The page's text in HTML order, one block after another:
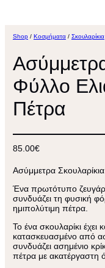
Shop / Κοσμήματα / Σκουλαρίκια
Φύλλο
Πέτρα
85.00€
Ασύμμετρα
Ένα πρωτότυπο
συνδυάζει τη φυσική
ημιπολύτιμη πέτρα.
Το ένα σκουλαρίκι έχει
κατασκευασμένο από
συνδυάζει ασημένιο
πέτρα με ακατέργαστη